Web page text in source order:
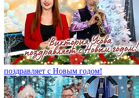
поздравляет с Новым годом!